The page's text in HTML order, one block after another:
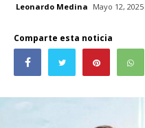
Leonardo Medina Mayo 12, 2025
Comparte esta noticia